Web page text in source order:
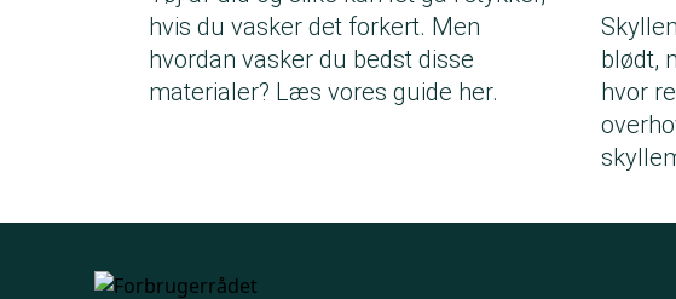
hvis du vasker det forkert. Men
hvordan vasker du bedst disse
materialer? Læs vores guide her.
blødt,
hvor